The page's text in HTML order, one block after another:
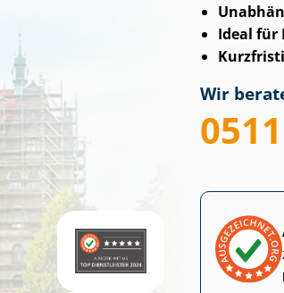
Ideal für
Wir